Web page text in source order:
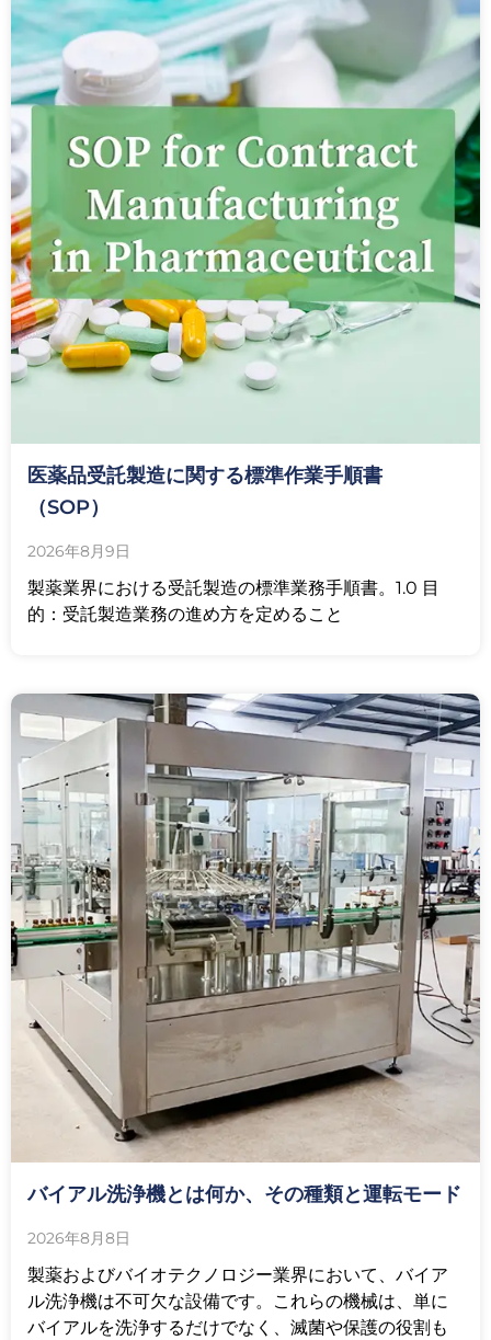
医薬品受託製造に関する標準作業手順書
（SOP）
2026年8月9日
製薬業界における受託製造の標準業務手順書。1.0 目
的：受託製造業務の進め方を定めること
バイアル洗浄機とは何か、その種類と運転モード
2026年8月8日
製薬およびバイオテクノロジー業界において、バイア
ル洗浄機は不可欠な設備です。これらの機械は、単に
バイアルを洗浄するだけでなく、滅菌や保護の役割も